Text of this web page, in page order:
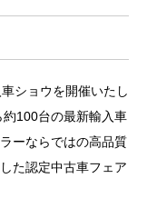
ショウを開催いたし
100台の最新輸入車
ーならではの高品質
た認定中古車フェア